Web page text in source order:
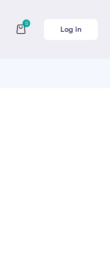
0
Log in